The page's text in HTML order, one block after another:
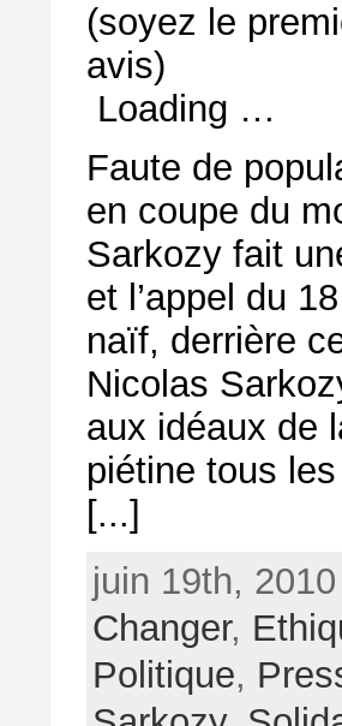
(soyez le
avis)
Loading …
Faute de
en coupe du
Sarkozy fait
et l’appel du
naïf, derrière
Nicolas
aux idéaux de
piétine tous
[...]
juin 19th,
Changer,
Politique,